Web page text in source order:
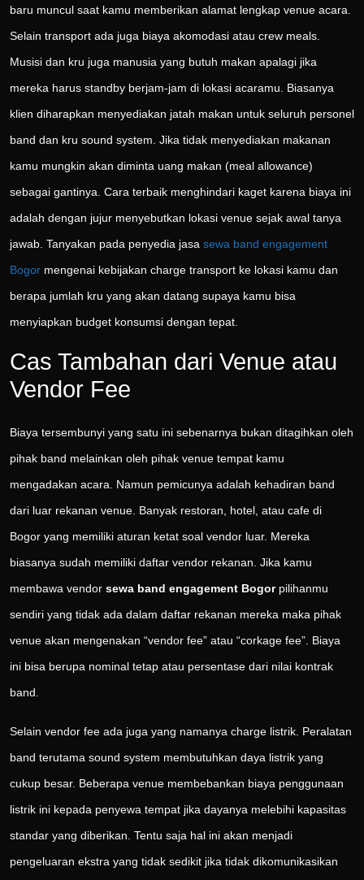
baru muncul saat kamu memberikan alamat lengkap venue acara.
Selain transport ada juga biaya akomodasi atau crew meals.
Musisi dan kru juga manusia yang butuh makan apalagi jika
mereka harus standby berjam-jam di lokasi acaramu. Biasanya
klien diharapkan menyediakan jatah makan untuk seluruh personel
band dan kru sound system. Jika tidak menyediakan makanan
kamu mungkin akan diminta uang makan (meal allowance)
sebagai gantinya. Cara terbaik menghindari kaget karena biaya ini
adalah dengan jujur menyebutkan lokasi venue sejak awal tanya
jawab. Tanyakan pada penyedia jasa sewa band engagement
Bogor mengenai kebijakan charge transport ke lokasi kamu dan
berapa jumlah kru yang akan datang supaya kamu bisa
menyiapkan budget konsumsi dengan tepat.
Cas Tambahan dari Venue atau
Vendor Fee
Biaya tersembunyi yang satu ini sebenarnya bukan ditagihkan oleh
pihak band melainkan oleh pihak venue tempat kamu
mengadakan acara. Namun pemicunya adalah kehadiran band
dari luar rekanan venue. Banyak restoran, hotel, atau cafe di
Bogor yang memiliki aturan ketat soal vendor luar. Mereka
biasanya sudah memiliki daftar vendor rekanan. Jika kamu
membawa vendor sewa band engagement Bogorpilihanmu
sendiri yang tidak ada dalam daftar rekanan mereka maka pihak
venue akan mengenakan “vendor fee” atau “corkage fee”. Biaya
ini bisa berupa nominal tetap atau persentase dari nilai kontrak
band.
Selain vendor fee ada juga yang namanya charge listrik. Peralatan
band terutama sound system membutuhkan daya listrik yang
cukup besar. Beberapa venue membebankan biaya penggunaan
listrik ini kepada penyewa tempat jika dayanya melebihi kapasitas
standar yang diberikan. Tentu saja hal ini akan menjadi
pengeluaran ekstra yang tidak sedikit jika tidak dikomunikasikan